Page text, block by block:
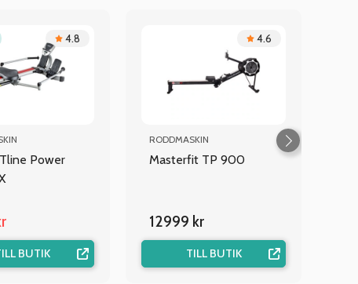
4.8
Power
BUTIK
4.6
RODDMASKIN
Masterfit TP 900
12999 kr
TILL BUTIK